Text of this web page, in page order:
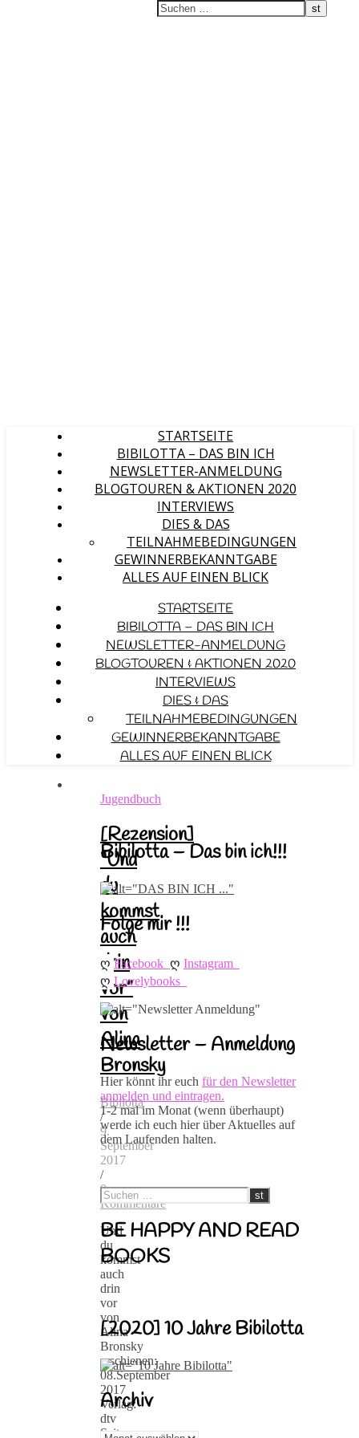
STARTSEITE
BIBILOTTA – DAS BIN ICH
NEWSLETTER-ANMELDUNG
BLOGTOUREN & AKTIONEN 2020
INTERVIEWS
DIES & DAS
TEILNAHMEBEDINGUNGEN
GEWINNERBEKANNTGABE
ALLES AUF EINEN BLICK
STARTSEITE
BIBILOTTA – DAS BIN ICH
NEWSLETTER-ANMELDUNG
BLOGTOUREN & AKTIONEN 2020
INTERVIEWS
DIES & DAS
TEILNAHMEBEDINGUNGEN
GEWINNERBEKANNTGABE
ALLES AUF EINEN BLICK
Jugendbuch
[Rezension]
“Und
du
kommst
auch
drin
vor”
von
Alina
Bronsky
Bibilotta
/
9.
September
2017
/
0
Kommentare
Und
du
kommst
auch
drin
vor
von
Alina
Bronsky
erschienen:
08.September
2017
Verlag:
dtv
Seiten:
Bibilotta – Das bin ich!!!
Folge mir !!!
ღ Facebook ღ Instagram
ღ Lovelybooks
Newsletter – Anmeldung
Hier könnt ihr euch für den Newsletter
anmelden und eintragen.
1-2 mal im Monat (wenn überhaupt)
werde ich euch hier über Aktuelles auf
dem Laufenden halten.
BE HAPPY AND READ
BOOKS
[2020] 10 Jahre Bibilotta
Archiv